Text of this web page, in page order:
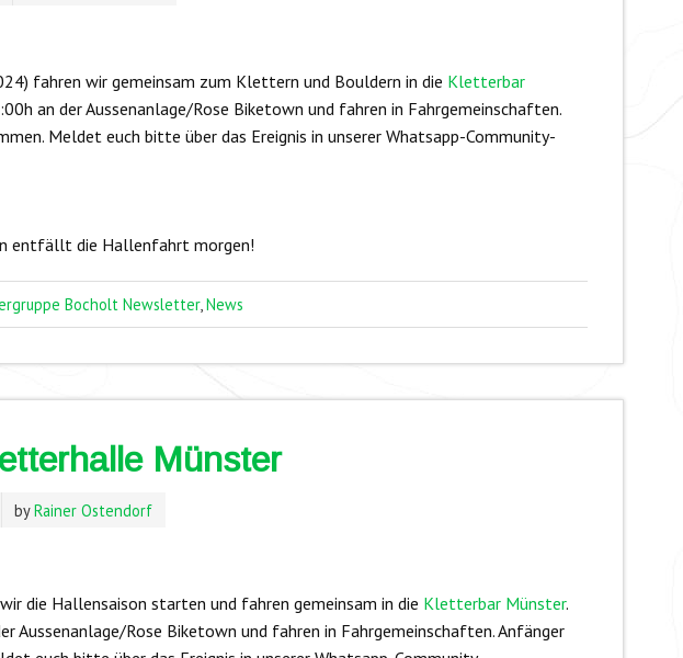
fahren wir gemeinsam zum Klettern und Bouldern in die Kletterbar
an der Aussenanlage/Rose Biketown und fahren in Fahrgemeinschaften.
Meldet euch bitte über das Ereignis in unserer Whatsapp-Community-
entfällt die Hallenfahrt morgen!
Bocholt Newsletter,News
Münster
byRainer Ostendorf
die Hallensaison starten und fahren gemeinsam in die Kletterbar Münster.
Aussenanlage/Rose Biketown und fahren in Fahrgemeinschaften. Anfänger